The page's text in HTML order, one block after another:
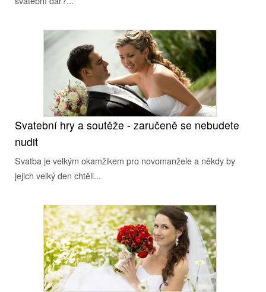
Svatební hry a soutěže - zaručeně se nebudete
nudit
Svatba je velkým okamžikem pro novomanžele a někdy by
jejich velký den chtěli...